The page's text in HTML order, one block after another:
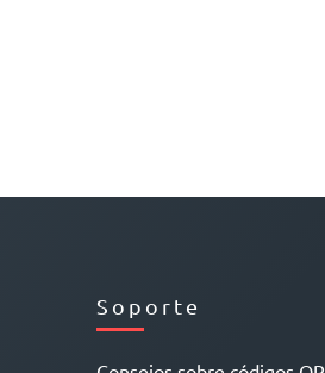
Soporte